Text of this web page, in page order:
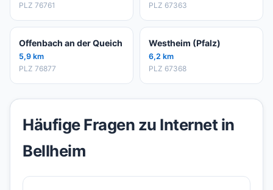
PLZ 76761
PLZ 67363
Offenbach an der Queich
5,9 km
PLZ 76877
Westheim (Pfalz)
6,2 km
PLZ 67368
Häufige Fragen zu Internet in
Bellheim